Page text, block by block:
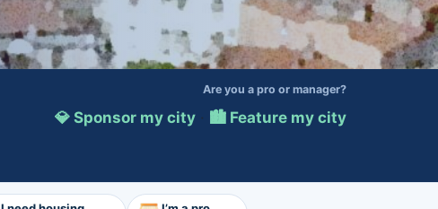
Are you a pro or manager?
💎 Sponsor my city · 🏙️ Feature my city